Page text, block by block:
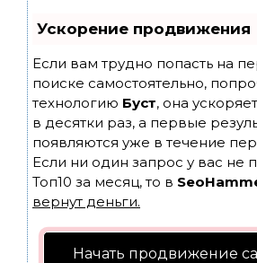
Ускорение продвижения
Если вам трудно попасть на
поиске самостоятельно,
технологию Буст, она
в десятки раз, а первые
появляются уже в течение
Если ни один запрос у вас не
Топ10 за месяц, то в
вернут деньги.
Начать продвижение